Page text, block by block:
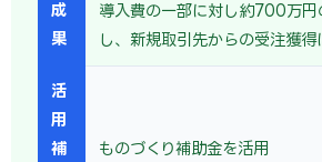
成
果
導入費の一部に対し約700万
し、新規取引先からの受注獲得
活
用
補
ものづくり補助金を活用